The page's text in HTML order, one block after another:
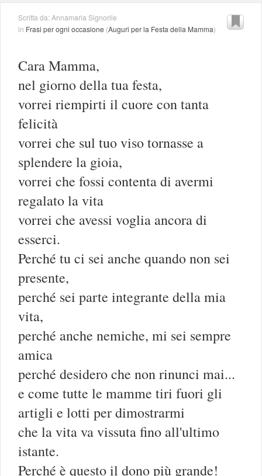
Scritta da: Annamaria Signorile
in Frasi per ogni occasione (Auguri per la Festa della Mamma)
Cara Mamma,
nel giorno della tua festa,
vorrei riempirti il cuore con tanta
felicità
vorrei che sul tuo viso tornasse a
splendere la gioia,
vorrei che fossi contenta di avermi
regalato la vita
vorrei che avessi voglia ancora di
esserci.
Perché tu ci sei anche quando non sei
presente,
perché sei parte integrante della mia
vita,
perché anche nemiche, mi sei sempre
amica
perché desidero che non rinunci mai...
e come tutte le mamme tiri fuori gli
artigli e lotti per dimostrarmi
che la vita va vissuta fino all'ultimo
istante.
Perché è questo il dono più grande!